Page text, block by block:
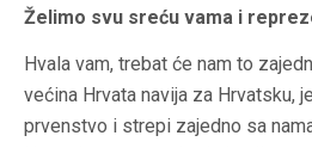
Želimo svu sreću vama i
Hvala vam, trebat će nam to
većina Hrvata navija za Hrvatsku,
prvenstvo i strepi zajedno sa